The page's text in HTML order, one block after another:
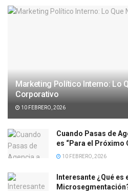
Marketing Político Interno: Lo
Corporativo
10 FEBRERO, 2026
Cuando Pasas de
es “Para el Próximo
10 FEBRERO, 2026
Interesante ¿Qué